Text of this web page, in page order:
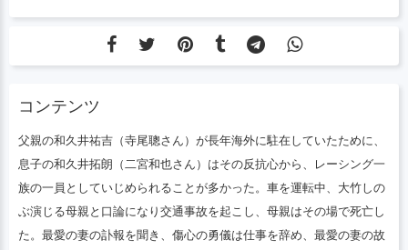
拓郎（二宮和也）はその反抗心から、レー
シング一族の一員としていじめられること
の故郷であるフノラの森にカフェ「森時
計」をオープンした。拓郎は母の友人・友
子（湯貴美子）から陶芸を習うために「み
なこら窯」という窯を紹介される。ヨンジ
は息子に対して恨みを抱いており、拓郎は
コンテンツ
父親の和久井祐吉（寺尾聰さん）が長年海外に駐在していたために、
息子の和久井拓朗（二宮和也さん）はその反抗心から、レーシング一
族の一員としていじめられることが多かった。車を運転中、大竹しの
ぶ演じる母親と口論になり交通事故を起こし、母親はその場で死亡し
た。最愛の妻の訃報を聞き、傷心の勇儀は仕事を辞め、最愛の妻の故